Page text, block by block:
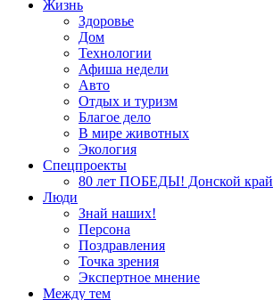
Жизнь
Здоровье
Дом
Технологии
Афиша недели
Авто
Отдых и туризм
Благое дело
В мире животных
Экология
Спецпроекты
80 лет ПОБЕДЫ! Донской край
Люди
Знай наших!
Персона
Поздравления
Точка зрения
Экспертное мнение
Между тем